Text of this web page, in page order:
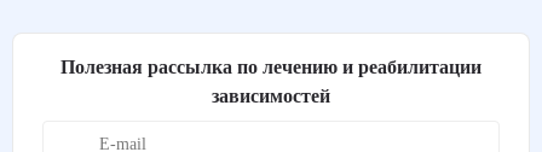
Полезная рассылка по лечению и реабилитации
зависимостей